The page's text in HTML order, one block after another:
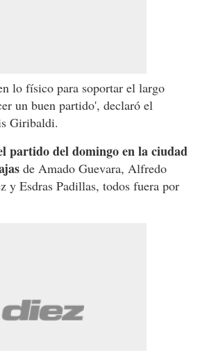
lo físico para soportar el largo
un buen partido', declaró el
Giribaldi.
partido del domingo en la ciudad
de Amado Guevara, Alfredo
y Esdras Padillas, todos fuera por